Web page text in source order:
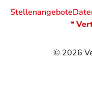
© 2026
Stellenangebote
*